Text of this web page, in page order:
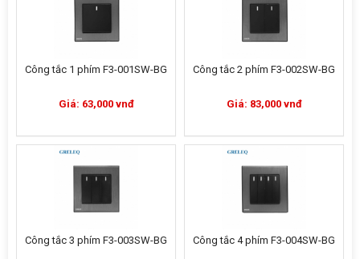
Công tắc 1 phím F3-001SW-BG
Giá: 63,000 vnđ
Công tắc 2 phím F3-002SW-BG
Giá: 83,000 vnđ
Công tắc 3 phím F3-003SW-BG Công tắc 4 phím F3-004SW-BG